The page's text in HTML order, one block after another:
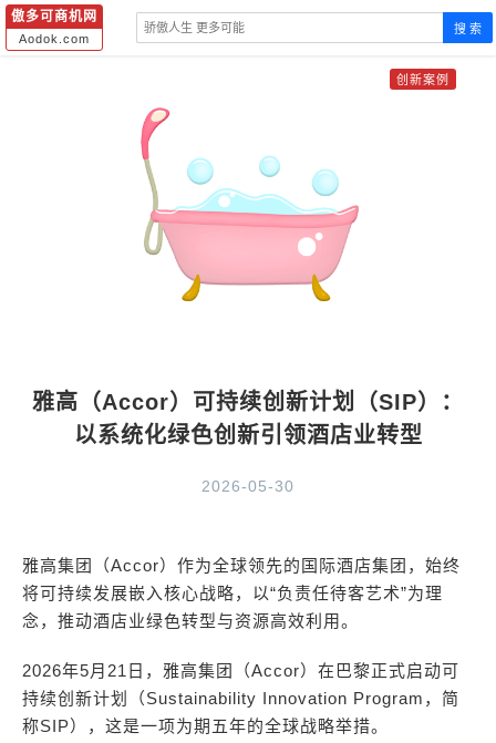
傲多可商机网
Aodok.com
搜 索
创新案例
雅高（Accor）可持续创新计划（SIP）：
以系统化绿色创新引领酒店业转型
2026-05-30
雅高集团（Accor）作为全球领先的国际酒店集团，始终
将可持续发展嵌入核心战略，以“负责任待客艺术”为理
念，推动酒店业绿色转型与资源高效利用。
2026年5月21日，雅高集团（Accor）在巴黎正式启动可
持续创新计划（Sustainability Innovation Program，简
称SIP），这是一项为期五年的全球战略举措。